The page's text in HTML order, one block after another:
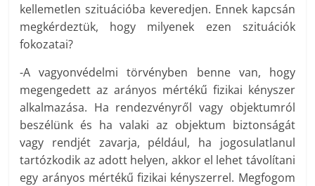
kellemetlen szituációba keveredjen. Ennek kapcsán
megkérdeztük, hogy milyenek ezen szituációk
fokozatai?
-A vagyonvédelmi törvényben benne van, hogy
megengedett az arányos mértékű fizikai kényszer
alkalmazása. Ha rendezvényről vagy objektumról
beszélünk és ha valaki az objektum biztonságát
vagy rendjét zavarja, például, ha jogosulatlanul
tartózkodik az adott helyen, akkor el lehet távolítani
egy arányos mértékű fizikai kényszerrel. Megfogom